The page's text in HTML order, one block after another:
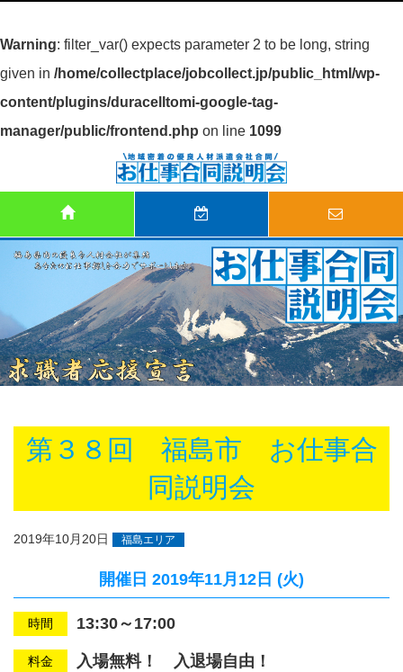
Warning: filter_var() expects parameter 2 to be long, string
given in /home/collectplace/jobcollect.jp/public_html/wp-
content/plugins/duracelltomi-google-tag-
manager/public/frontend.php on line 1099
第３８回 福島市 お仕事合
同説明会
2019年10月20日 福島エリア
開催日 2019年11月12日 (火)
時間 13:30～17:00
料金 入場無料！ 入退場自由！